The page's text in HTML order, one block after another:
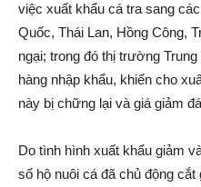
việc xuất khẩu cá tra sang
Quốc, Thái Lan, Hồng Công,
ngại; trong đó thị trường
hàng nhập khẩu, khiến cho
này bị chững lại và giá giảm
Do tình hình xuất khẩu giảm
số hộ nuôi cá đã chủ động